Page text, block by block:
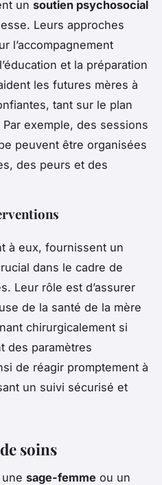
un soutien psychosocial
Leurs approches
l’accompagnement
et la préparation
les futures mères à
tant sur le plan
exemple, des sessions
peuvent être organisées
des peurs et des
à eux, fournissent un
dans le cadre de
Leur rôle est d’assurer
de la santé de la mère
chirurgicalement si
des paramètres
de réagir promptement à
un suivi sécurisé et
soins
sage-femme ou un